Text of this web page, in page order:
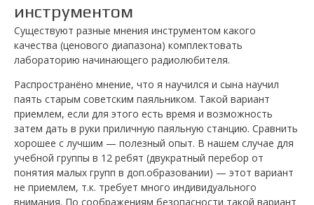
инструментом
Существуют разные мнения инструментом какого
качества (ценового диапазона) комплектовать
лабораторию начинающего радиолюбителя.
Распространёно мнение, что я научился и сына научил
паять старым советским паяльником. Такой вариант
приемлем, если для этого есть время и возможность
затем дать в руки приличную паяльную станцию. Сравнить
хорошее с лучшим — полезный опыт. В нашем случае для
учебной группы в 12 ребят (двукратный перебор от
понятия малых групп в доп.образовании) — этот вариант
не приемлем, т.к. требует много индивидуального
внимания. По соображениям безопасности такой вариант